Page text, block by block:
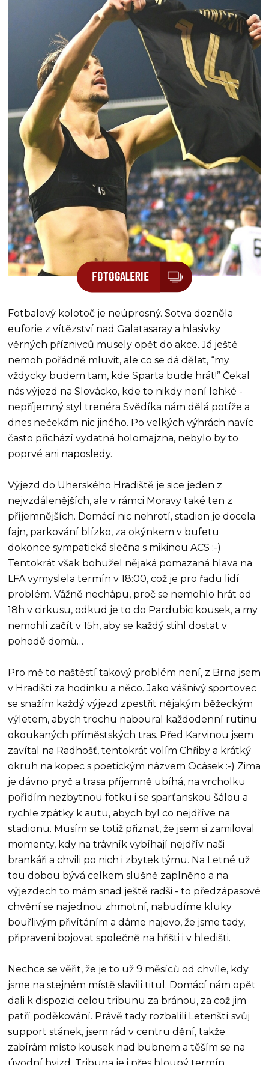
FOTOGALERIE
Fotbalový kolotoč je neúprosný. Sotva dozněla
euforie z vítězství nad Galatasaray a hlasivky
věrných příznivců musely opět do akce. Já ještě
nemoh pořádně mluvit, ale co se dá dělat, “my
vždycky budem tam, kde Sparta bude hrát!” Čekal
nás výjezd na Slovácko, kde to nikdy není lehké -
nepříjemný styl trenéra Svědíka nám dělá potíže a
dnes nečekám nic jiného. Po velkých výhrách navíc
často přichází vydatná holomajzna, nebylo by to
poprvé ani naposledy.
Výjezd do Uherského Hradiště je sice jeden z
nejvzdálenějších, ale v rámci Moravy také ten z
příjemnějších. Domácí nic nehrotí, stadion je docela
fajn, parkování blízko, za okýnkem v bufetu
dokonce sympatická slečna s mikinou ACS :-)
Tentokrát však bohužel nějaká pomazaná hlava na
LFA vymyslela termín v 18:00, což je pro řadu lidí
problém. Vážně nechápu, proč se nemohlo hrát od
18h v cirkusu, odkud je to do Pardubic kousek, a my
nemohli začít v 15h, aby se každý stihl dostat v
pohodě domů…
Pro mě to naštěstí takový problém není, z Brna jsem
v Hradišti za hodinku a něco. Jako vášnivý sportovec
se snažím každý výjezd zpestřit nějakým běžeckým
výletem, abych trochu naboural každodenní rutinu
okoukaných příměstských tras. Před Karvinou jsem
zavítal na Radhošť, tentokrát volím Chřiby a krátký
okruh na kopec s poetickým názvem Ocásek :-) Zima
je dávno pryč a trasa příjemně ubíhá, na vrcholku
pořídím nezbytnou fotku i se sparťanskou šálou a
rychle zpátky k autu, abych byl co nejdříve na
stadionu. Musím se totiž přiznat, že jsem si zamiloval
momenty, kdy na trávník vybíhají nejdřív naši
brankáři a chvili po nich i zbytek týmu. Na Letné už
tou dobou bývá celkem slušně zaplněno a na
výjezdech to mám snad ještě radši - to předzápasové
chvění se najednou zhmotní, nabudíme kluky
bouřlivým přivítáním a dáme najevo, že jsme tady,
připraveni bojovat společně na hřišti i v hledišti.
Nechce se věřit, že je to už 9 měsíců od chvíle, kdy
jsme na stejném místě slavili titul. Domácí nám opět
dali k dispozici celou tribunu za bránou, za což jim
patří poděkování. Právě tady rozbalili Letenští svůj
support stánek, jsem rád v centru dění, takže
zabírám místo kousek nad bubnem a těším se na